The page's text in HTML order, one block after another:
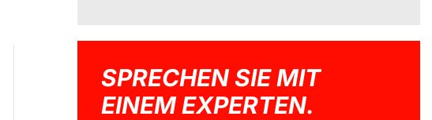
SPRECHEN SIE MIT
EINEM EXPERTEN.